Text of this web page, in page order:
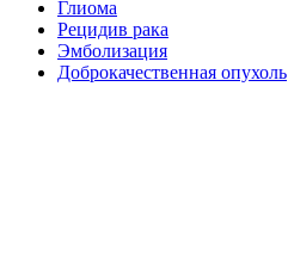
Глиома
Рецидив рака
Эмболизация
Доброкачественная опухоль